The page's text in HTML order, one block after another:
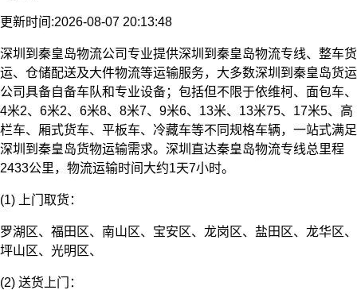
更新时间:2026-08-07 20:13:48
深圳到秦皇岛物流公司专业提供深圳到秦皇岛物流专线、整车货
运、仓储配送及大件物流等运输服务，大多数深圳到秦皇岛货运
公司具备自备车队和专业设备；包括但不限于依维柯、面包车、
4米2、6米2、6米8、8米7、9米6、13米、13米75、17米5、高
栏车、厢式货车、平板车、冷藏车等不同规格车辆，一站式满足
深圳到秦皇岛货物运输需求。深圳直达秦皇岛物流专线总里程
2433公里，物流运输时间大约1天7小时。
(1) 上门取货：
罗湖区、福田区、南山区、宝安区、龙岗区、盐田区、龙华区、
坪山区、光明区、
(2) 送货上门：